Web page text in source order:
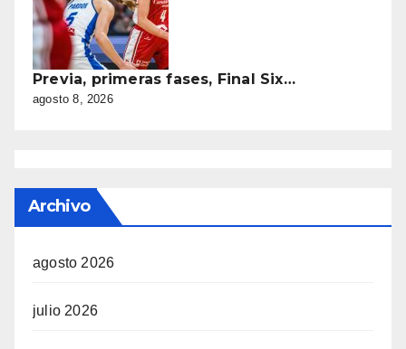
Previa, primeras fases, Final Six…
agosto 8, 2026
Archivo
agosto 2026
julio 2026